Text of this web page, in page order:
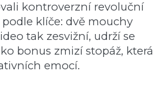
kontroverzní revoluční
klíče: dvě mouchy
tak zesvižní, udrží se
bonus zmizí stopáž, která
emocí.